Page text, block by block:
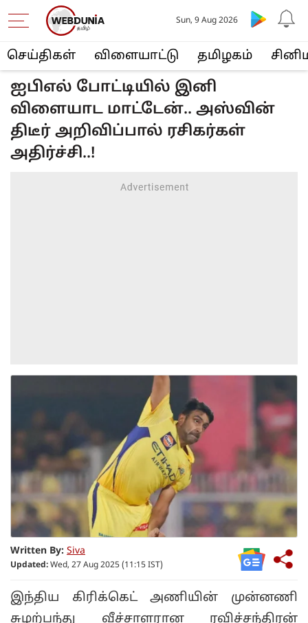
செய்திகள் விளையா‌ட்டு த‌மிழக‌ம்
Sun, 9 Aug 2026
ஐபிஎல் போட்டியில் இனி
விளையாட மாட்டேன்.. அஸ்வின்
திடீர் அறிவிப்பால் ரசிகர்கள்
அதிர்ச்சி..!
Written By: Siva
Updated: Wed, 27 Aug 2025 (11:15 IST)
இந்திய கிரிக்கெட் அணியின் முன்னணி
சுழற்பந்து வீச்சாளரான ரவிச்சந்திரன்